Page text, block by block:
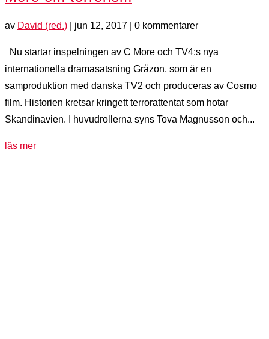
av David (red.) jun 12, 2017 | 0 kommentarer
Nu startar inspelningen av C More och TV4:s nya
internationella dramasatsning Gråzon, som är en
samproduktion med danska TV2 och produceras av Cosmo
film. Historien kretsar kringett terrorattentat som hotar
Skandinavien. I huvudrollerna syns Tova Magnusson och...
läs mer